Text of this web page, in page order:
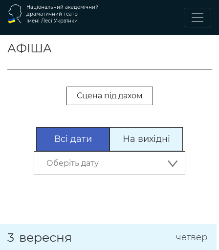
Національний академічний
драматичний театр
імені Лесі Українки
АФІША
Сцена під дахом
Всі дати На вихідні
3 вересня четвер